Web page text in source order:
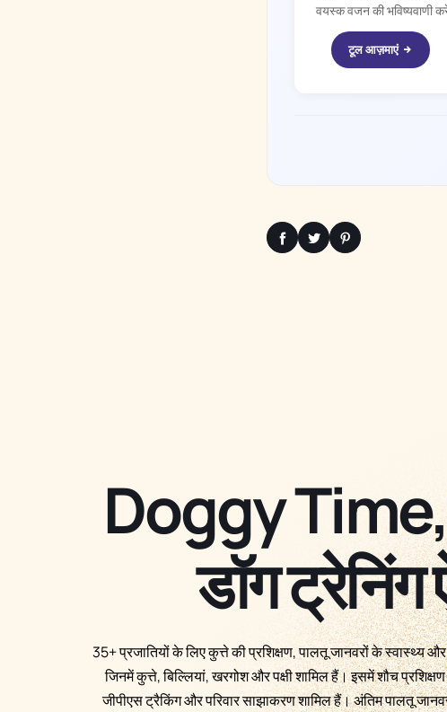
वयस्क वजन की भविष्यवाणी
टूल आज़माएं
Doggy Time,
डॉग ट्रेनिंग
35+ प्रजातियों के लिए कुत्ते की प्रशिक्षण, पालतू जानवरों के स्वास्थ्य
जिनमें कुत्ते, बिल्लियां, खरगोश और पक्षी शामिल हैं। इसमें शौच
जीपीएस ट्रैकिंग और परिवार साझाकरण शामिल हैं। अंतिम पालतू